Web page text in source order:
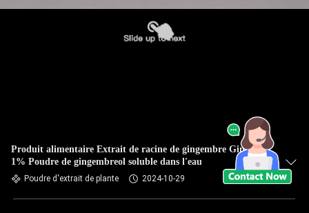
Produit alimentaire Extrait de racine de gingembre Gingerol
1% Poudre de gingembreol soluble dans l'eau
Poudre d'extrait de plante 2024-10-29